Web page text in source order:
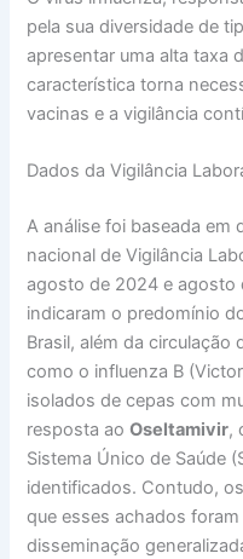
pela sua diversidade de
apresentar uma alta taxa
característica torna
vacinas e a vigilância
Dados da Vigilância
A análise foi baseada em
nacional de Vigilância
agosto de 2024 e agosto
indicaram o predomínio
Brasil, além da circulação
como o influenza B
isolados de cepas com
resposta aoOseltamivir,
Sistema Único de Saúde
identificados. Contudo,
que esses achados
disseminação